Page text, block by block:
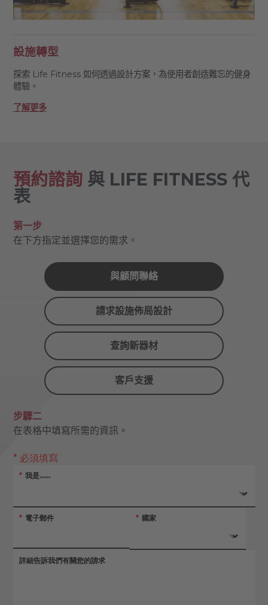
設施轉型
探索 Life Fitness 如何透過設計方案，為使用者創造難忘的健身
體驗。
了解更多
預約諮詢與 LIFE FITNESS 代
表
第一步
在下方指定並選擇您的需求。
與顧問聯絡
請求設施佈局設計
查詢新器材
客戶支援
步驟二
在表格中填寫所需的資訊。